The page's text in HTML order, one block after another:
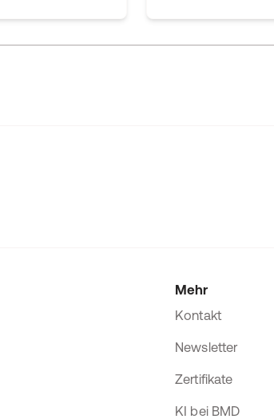
Mehr
Kontakt
Newsletter
Zertifikate
KI bei BMD